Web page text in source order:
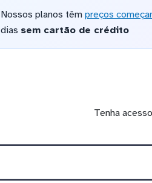
Nossos planos têm preços
dias sem cartão de crédito
Tenha